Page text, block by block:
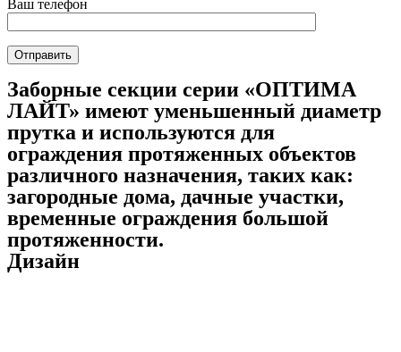
Ваш телефон
Заборные секции серии «ОПТИМА
ЛАЙТ» имеют уменьшенный диаметр
прутка и используются для
ограждения протяженных объектов
различного назначения, таких как:
загородные дома, дачные участки,
временные ограждения большой
протяженности.
Дизайн